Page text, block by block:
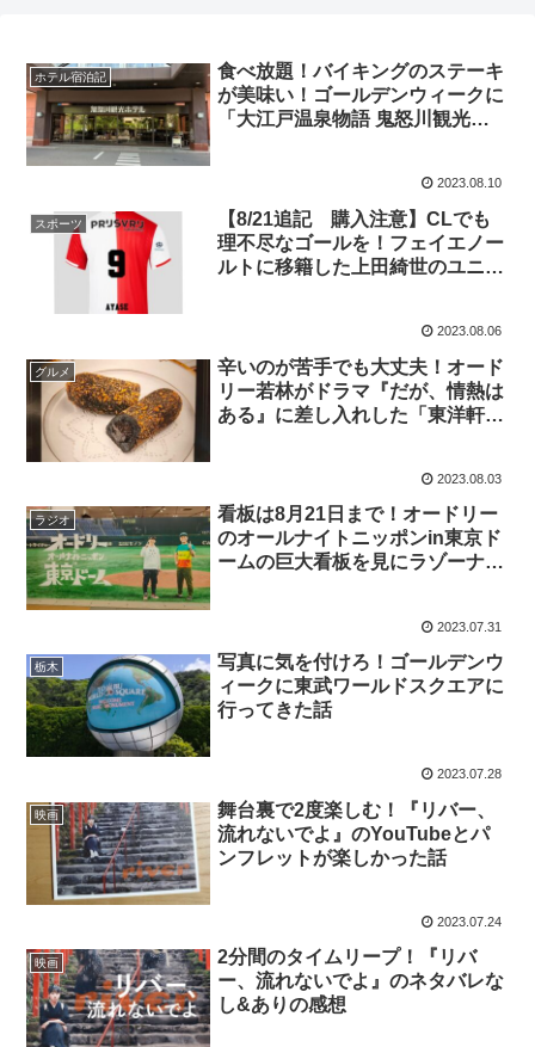
ホテル宿泊記
食べ放題！バイキングのステーキ
が美味い！ゴールデンウィークに
「大江戸温泉物語 鬼怒川観光ホ
2023.08.10
スポーツ
【8/21追記 購入注意】CLでも
理不尽なゴールを！フェイエノー
ルトに移籍した上田綺世のユニフ
2023.08.06
グルメ
辛いのが苦手でも大丈夫！オード
リー若林がドラマ『だが、情熱は
ある』に差し入れした「東洋軒」
2023.08.03
ラジオ
看板は8月21日まで！オードリー
のオールナイトニッポンin東京ド
ームの巨大看板を見にラゾーナ川
2023.07.31
栃木
写真に気を付けろ！ゴールデンウ
ィークに東武ワールドスクエアに
行ってきた話
2023.07.28
映画
舞台裏で2度楽しむ！『リバー、
流れないでよ』のYouTubeとパ
ンフレットが楽しかった話
2023.07.24
映画
2分間のタイムリープ！『リバ
ー、流れないでよ』のネタバレな
し&ありの感想